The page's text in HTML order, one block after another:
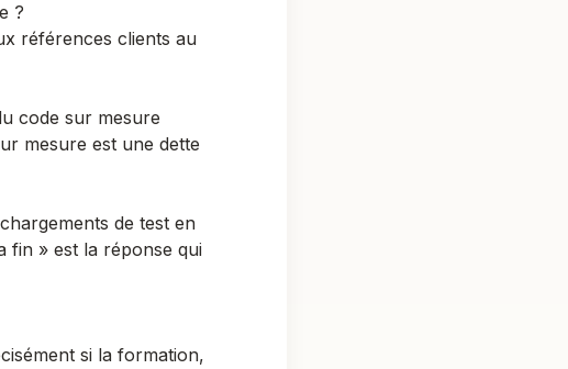
?
références clients au
code sur mesure
mesure est une dette
de test en
fin » est la réponse qui
si la formation,